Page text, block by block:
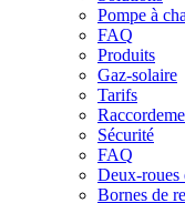
Pompe à
FAQ
Produits
Gaz-solaire
Tarifs
Sécurité
FAQ
Deux-roues
Bornes de